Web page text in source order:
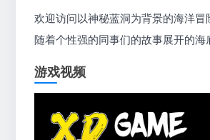
欢迎访问以神秘蓝洞为背景的海洋
随着个性强的同事们的故事展开的
游戏视频